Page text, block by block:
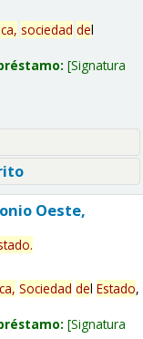
sociedad del
Signatura
Oeste,
.
Sociedad del Estado,
Signatura